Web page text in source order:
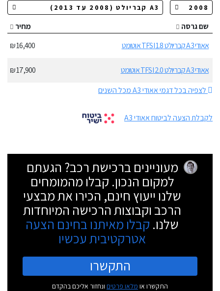
שם גרסה
מחיר
אאודי A3 קבריולט 1.8 TFSI אוטומט
16,400 ₪
אאודי A3 קבריולט 2.0 TFSI אוטומט
17,900 ₪
לצפיה בכל דגמי אאודי A3 מכל השנים
לקבלת הצעה לביטוח אאודי A3
מעוניינים ברכישת רכב? הגעתם
למקום הנכון. קבלו מהמומחים
שלנו ייעוץ חינם, הכירו את מבצעי
הרכב וקבוצות הרכישה המיוחדות
שלנו. קבלו מאיתנו בחינם הצעה
אטרקטיבית עכשיו
התקשרו
התקשרו או מלאו פרטים ונחזור אליכם בהקדם